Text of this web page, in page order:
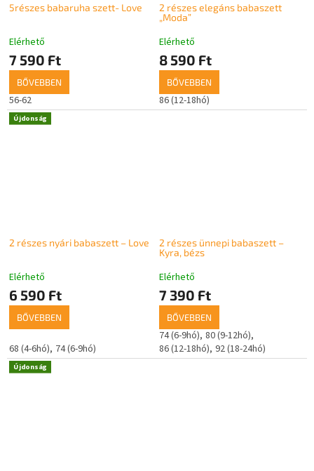
5részes babaruha szett- Love
Elérhető
7 590 Ft
BŐVEBBEN
56-62
2 részes elegáns babaszett
„Moda”
Elérhető
8 590 Ft
BŐVEBBEN
86 (12-18hó)
Újdonság
2 részes nyári babaszett – Love
Elérhető
6 590 Ft
BŐVEBBEN
68 (4-6hó) 74 (6-9hó)
2 részes ünnepi babaszett –
Kyra, bézs
Elérhető
7 390 Ft
BŐVEBBEN
74 (6-9hó) 80 (9-12hó)
86 (12-18hó) 92 (18-24hó)
Újdonság